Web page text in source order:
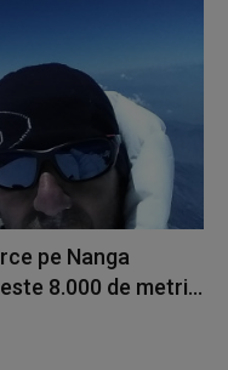
pe Nanga
8.000 de metri...